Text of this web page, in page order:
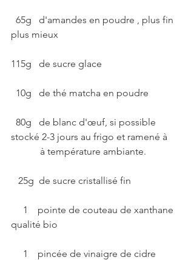
plus mieux
115g   de sucre glace
  10g   de thé matcha en poudre
stocké 2-3 jours au frigo et ramené à
            à température ambiante.
   25g  de sucre cristallisé fin
qualité bio
     1    pincée de vinaigre de cidre